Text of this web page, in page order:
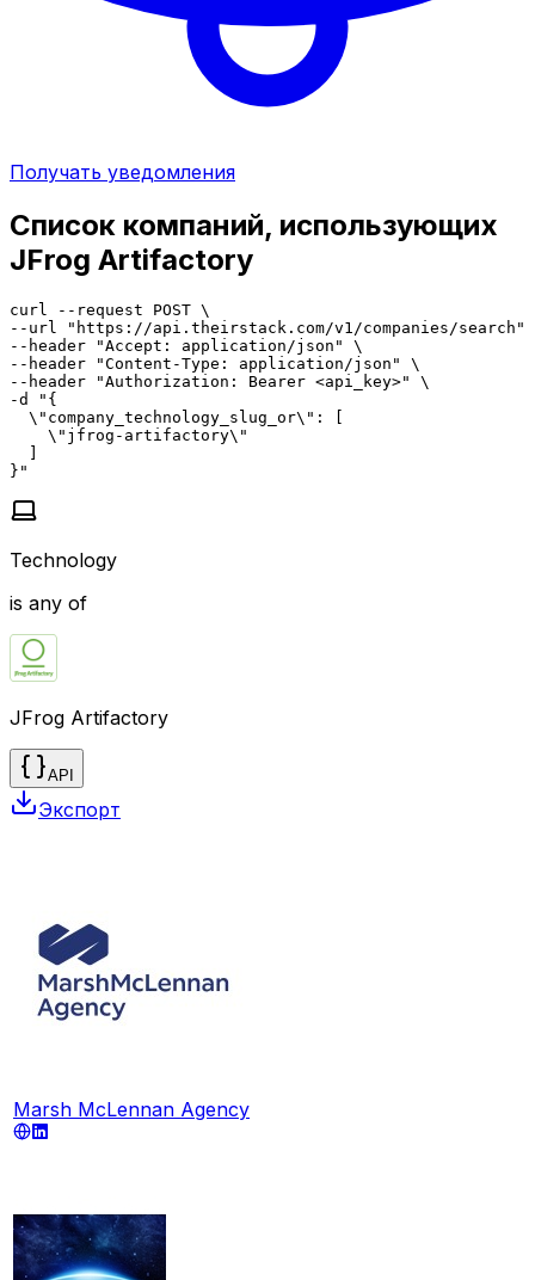
Получать уведомления
Список компаний, использующих
JFrog Artifactory
curl --request POST \
--url "https://api.theirstack.com/v1/companies/search"
--header "Accept: application/json" \
--header "Content-Type: application/json" \
--header "Authorization: Bearer <api_key>" \
-d "{
  \"company_technology_slug_or\": [
    \"jfrog-artifactory\"
  ]
}"
Technology
is any of
JFrog Artifactory
API
Экспорт
Marsh McLennan Agency